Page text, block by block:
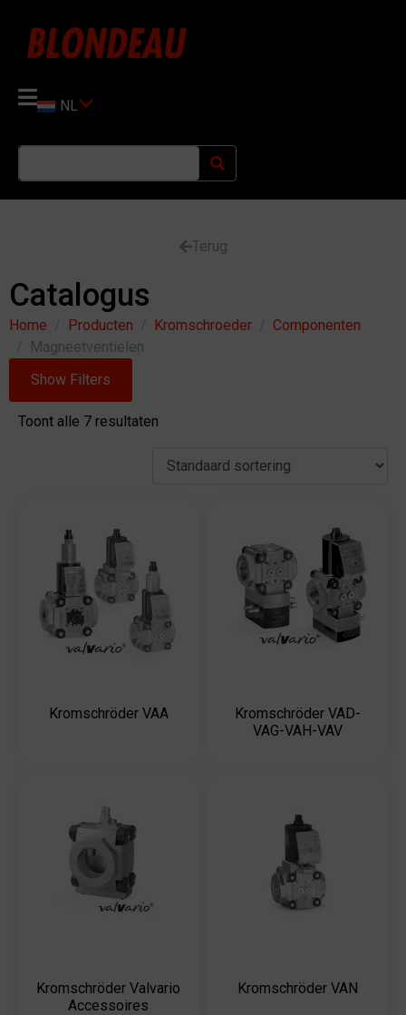
NL
Terug
Catalogus
Home Producten Kromschroeder
Componenten
Magneetventielen
Show Filters
Toont alle 7 resultaten
Kromschröder VAA
Kromschröder VAD-
VAG-VAH-VAV
Kromschröder Valvario
Accessoires
Kromschröder VAN